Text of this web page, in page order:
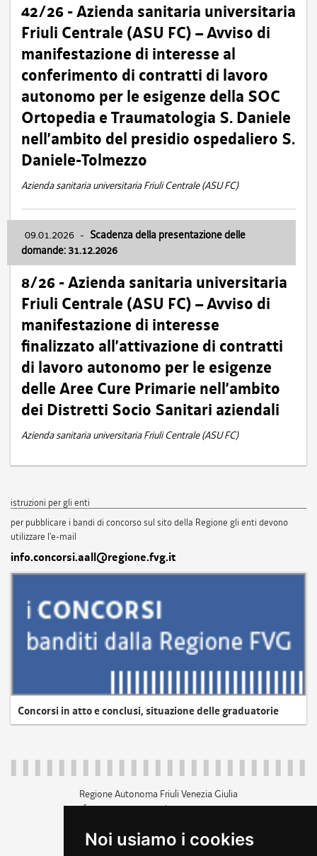
Noi usiamo i cookies
42/26 - Azienda sanitaria universitaria
Friuli Centrale (ASU FC) – Avviso di
manifestazione di interesse al
conferimento di contratti di lavoro
autonomo per le esigenze della SOC
Ortopedia e Traumatologia S. Daniele
nell’ambito del presidio ospedaliero S.
Daniele-Tolmezzo
Azienda sanitaria universitaria Friuli Centrale (ASU FC)
09.01.2026 - Scadenza della presentazione delle
domande: 31.12.2026
8/26 - Azienda sanitaria universitaria
Friuli Centrale (ASU FC) – Avviso di
manifestazione di interesse
finalizzato all’attivazione di contratti
di lavoro autonomo per le esigenze
delle Aree Cure Primarie nell’ambito
dei Distretti Socio Sanitari aziendali
Azienda sanitaria universitaria Friuli Centrale (ASU FC)
istruzioni per gli enti
per pubblicare i bandi di concorso sul sito della Regione gli enti devono
utilizzare l'e-mail
info.concorsi.aall@regione.fvg.it
Concorsi in atto e conclusi, situazione delle graduatorie
Regione Autonoma Friuli Venezia Giulia
c.f. 80014930327; p.iva 00526040324
+39 040 3771111